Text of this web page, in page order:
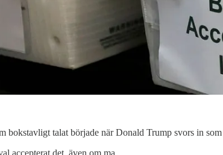
bokstavligt talat började när Donald Trump svors in
accepterat det, även om ma…